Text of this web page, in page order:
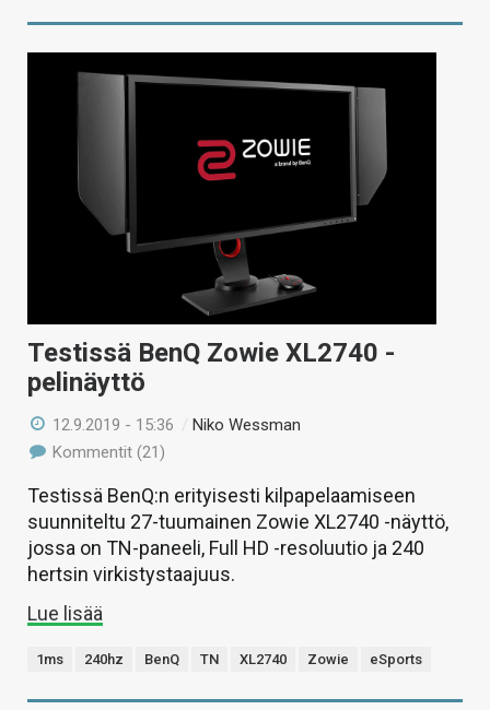
Testissä BenQ Zowie XL2740 -
pelinäyttö
12.9.2019 - 15:36 / Niko Wessman
Kommentit (21)
Testissä BenQ:n erityisesti kilpapelaamiseen
suunniteltu 27-tuumainen Zowie XL2740 -näyttö,
jossa on TN-paneeli, Full HD -resoluutio ja 240
hertsin virkistystaajuus.
Lue lisää
1ms 240hz BenQ TN XL2740 Zowie eSports